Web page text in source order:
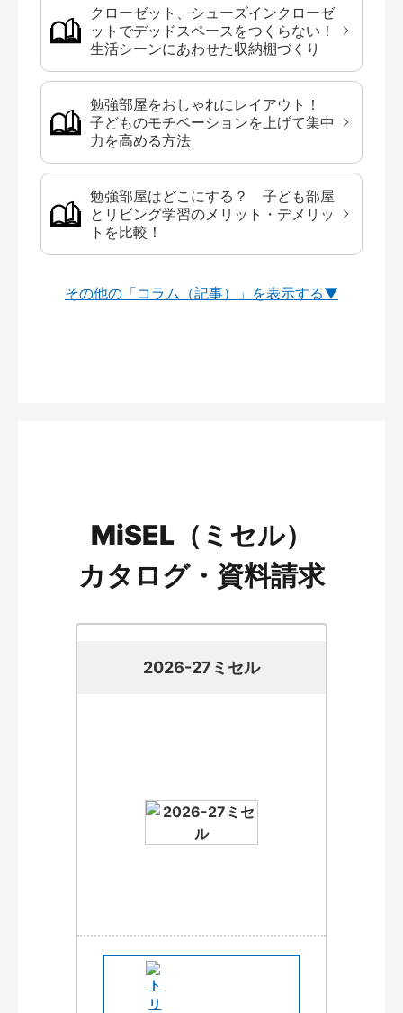
クローゼット、シューズインクローゼ
ットでデッドスペースをつくらない！
生活シーンにあわせた収納棚づくり
勉強部屋をおしゃれにレイアウト！
子どものモチベーションを上げて集中
力を高める方法
勉強部屋はどこにする？ 子ども部屋
とリビング学習のメリット・デメリッ
トを比較！
その他の「コラム（記事）」を
MiSEL（ミセル）
カタログ・資料請求
2026-27ミセル